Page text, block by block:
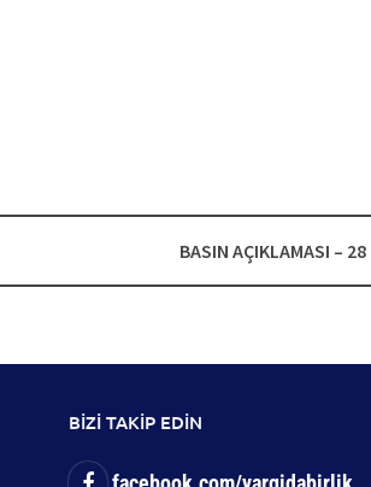
BASIN AÇIKLAMASI –
BİZİ TAKİP EDİN